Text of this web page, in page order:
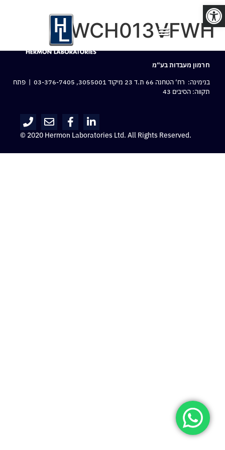
פתח סרגל נגישות
WCH013VFWH
חרמון מעבדות בע“מ
בנימינה: רח‘ הטחנה 66 ת.ד 23 מיקוד 3055001,
03-376-7405 | פתח
תקווה: הסיבים 43
© 2020 Hermon Laboratories Ltd. All Rights Reserved.